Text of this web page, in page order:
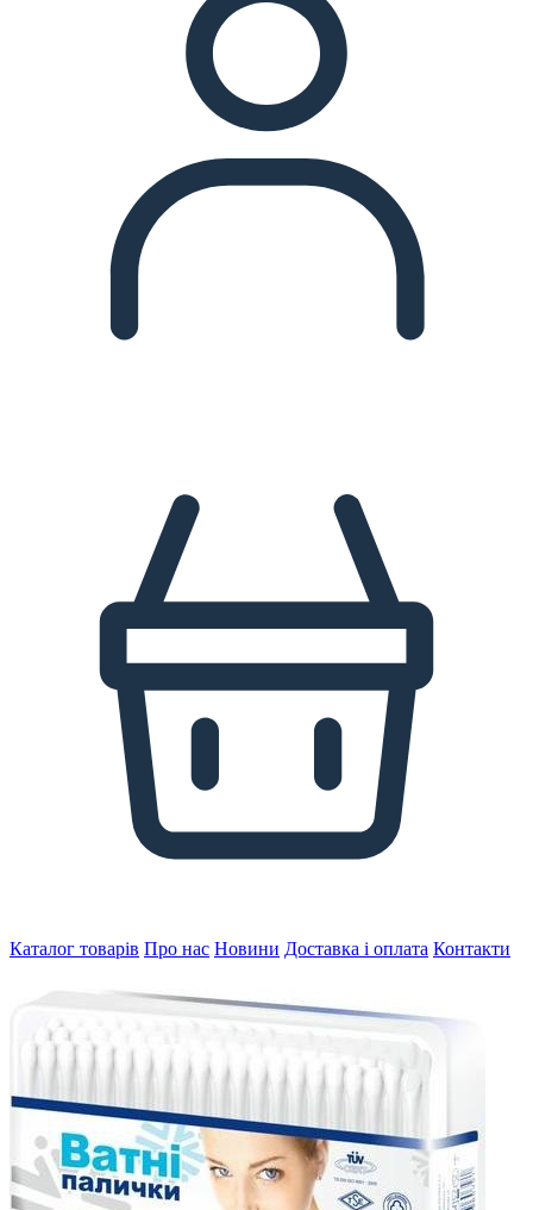
Каталог товарів Про нас Новини Доставка і оплата Контакти